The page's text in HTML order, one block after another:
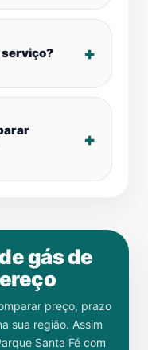
serviço?
gás de
preço, prazo
sua região. Assim
Santa Fé com